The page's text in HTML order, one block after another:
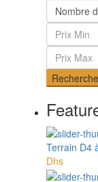
Nombre
Recherche
Terrain D4
Dhs